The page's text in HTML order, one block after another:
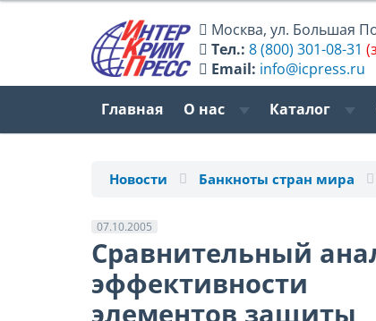
Москва,ул. Большая
Тел.: 8 (800) 301-08-31
Email: info@icpress.ru
Главная О нас Каталог
Новости Банкноты стран мира
07.10.2005
Сравнительный
эффективности
элементов защиты